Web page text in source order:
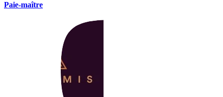
Paie-maître